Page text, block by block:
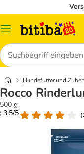
Menü
Suchen
Hundefutter und
Rocco
500 g
: 3.5/5
(